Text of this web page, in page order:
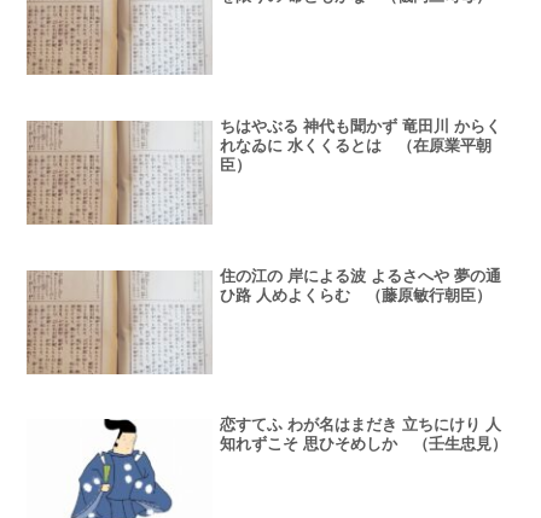
ちはやぶる 神代も聞かず 竜田川 からく
れなゐに 水くくるとは （在原業平朝
臣）
住の江の 岸による波 よるさへや 夢の通
ひ路 人めよくらむ （藤原敏行朝臣）
恋すてふ わが名はまだき 立ちにけり 人
知れずこそ 思ひそめしか （壬生忠見）